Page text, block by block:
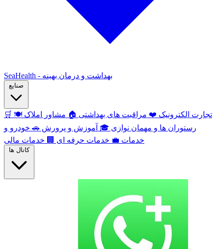
SeaHealth - بهداشت و درمان بهینه
🛒 تجارت الکترونیک ❤️ مراقبت های بهداشتی 🏠 مشاور املاک 🍽️
رستوران ها و مهمان نوازی 🎓 آموزش و پرورش 🚗 خودرو و
خدمات 💼 خدمات حرفه ای 🏢 خدمات مالی
کانال ها